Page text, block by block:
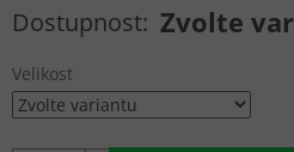
Měrná cena: Zvolte
Velikost